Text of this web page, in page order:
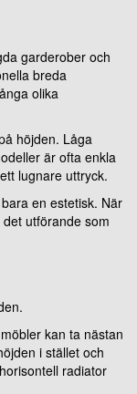
garderober och
breda
olika
höjden. Låga
är ofta enkla
lugnare uttryck.
en estetisk. När
utförande som
kan ta nästan
i stället och
radiator